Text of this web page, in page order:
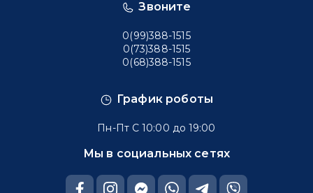
График роботы
Пн-Пт С 10:00 до 19:00
Мы в социальных сетях
Звоните
0(99)388-1515
0(73)388-1515
0(68)388-1515